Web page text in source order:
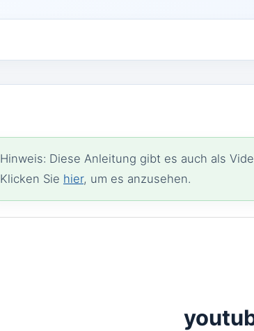
Hinweis: Diese Anleitung gibt es auch als
Klicken Sie hier, um es anzusehen.